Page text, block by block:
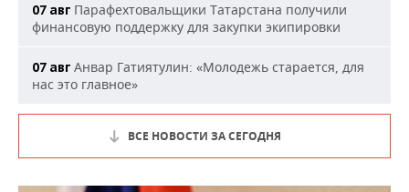
07 авг Парафехтовальщики Татарстана получили
финансовую поддержку для закупки экипировки
07 авг Анвар Гатиятулин: «Молодежь старается, для
нас это главное»
ВСЕ НОВОСТИ ЗА СЕГОДНЯ